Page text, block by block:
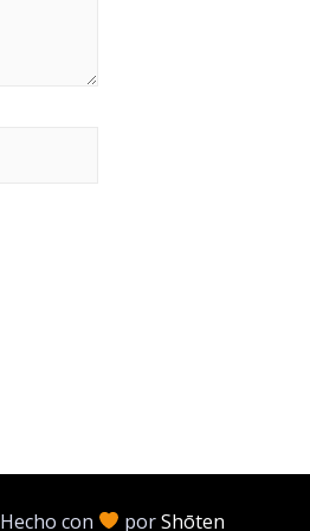
Hecho con porShōten